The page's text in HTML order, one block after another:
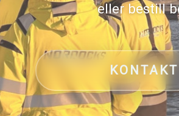
eller bestill